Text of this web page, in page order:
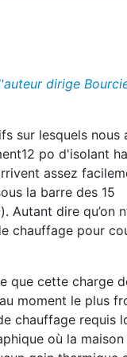
dirige
sur lesquels nous
po d'isolant
assez
la barre des 15
). Autant dire qu’on
chauffage pour
que cette charge
moment le plus
chauffage requis
où la maison